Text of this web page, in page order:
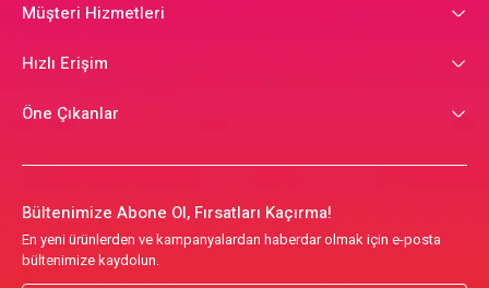
Müşteri Hizmetleri
Hızlı Erişim
Öne Çıkanlar
Bültenimize Abone Ol, Fırsatları Kaçırma!
En yeni ürünlerden ve kampanyalardan haberdar olmak için e-posta
bültenimize kaydolun.